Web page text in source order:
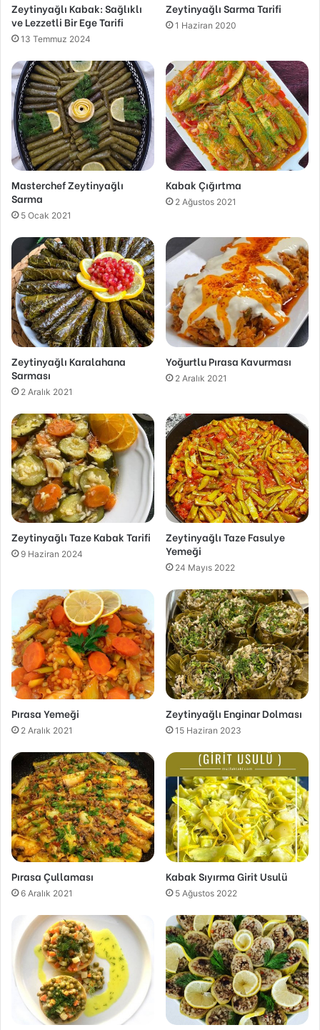
Zeytinyağlı Kabak: Sağlıklı
ve Lezzetli Bir Ege Tarifi
13 Temmuz 2024
Zeytinyağlı Sarma Tarifi
1 Haziran 2020
Masterchef Zeytinyağlı
Sarma
5 Ocak 2021
Kabak Çığırtma
2 Ağustos 2021
Zeytinyağlı Karalahana
Sarması
2 Aralık 2021
Yoğurtlu Pırasa Kavurması
2 Aralık 2021
Zeytinyağlı Taze Kabak Tarifi
9 Haziran 2024
Zeytinyağlı Taze Fasulye
Yemeği
24 Mayıs 2022
Pırasa Yemeği
2 Aralık 2021
Zeytinyağlı Enginar Dolması
15 Haziran 2023
Pırasa Çullaması
6 Aralık 2021
Kabak Sıyırma Girit Usulü
5 Ağustos 2022